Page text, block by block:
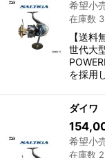
希望小
在庫数
【送
世代大
を採用
ダイワ
希望小
在庫数